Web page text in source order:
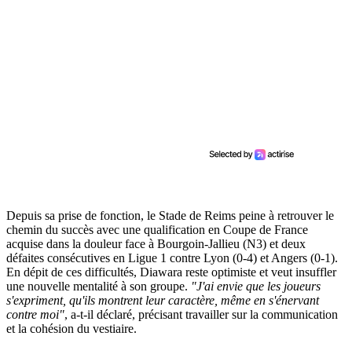
Depuis sa prise de fonction, le Stade de Reims peine à retrouver le
chemin du succès avec une qualification en Coupe de France
acquise dans la douleur face à Bourgoin-Jallieu (N3) et deux
défaites consécutives en Ligue 1 contre Lyon (0-4) et Angers (0-1).
En dépit de ces difficultés, Diawara reste optimiste et veut insuffler
une nouvelle mentalité à son groupe. "J'ai envie que les joueurs
s'expriment, qu'ils montrent leur caractère, même en s'énervant
contre moi", a-t-il déclaré, précisant travailler sur la communication
et la cohésion du vestiaire.